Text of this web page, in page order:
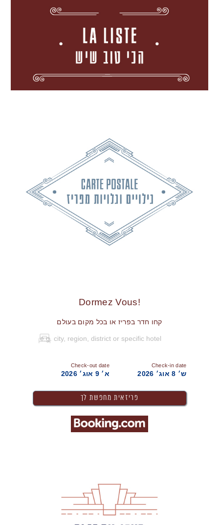
!Dormez Vous
קחו חדר בפריז או בכל מקום בעולם
Check-in date
ש׳ 8 אוג׳ 2026
Check-out date
א׳ 9 אוג׳ 2026